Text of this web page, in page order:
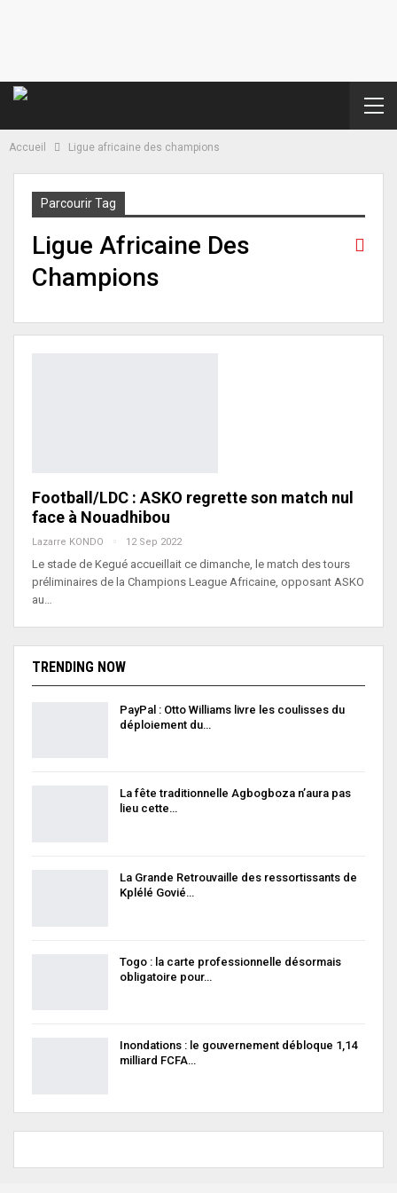
Accueil Ligue africaine des champions
Parcourir Tag
Ligue Africaine Des
Champions
Football/LDC : ASKO regrette son match nul
face à Nouadhibou
Lazarre KONDO 12 Sep 2022
Le stade de Kegué accueillait ce dimanche, le match des tours
préliminaires de la Champions League Africaine, opposant ASKO
au…
TRENDING NOW
PayPal : Otto Williams livre les coulisses du
déploiement du…
La fête traditionnelle Agbogboza n’aura pas
lieu cette…
La Grande Retrouvaille des ressortissants de
Kplélé Govié…
Togo : la carte professionnelle désormais
obligatoire pour…
Inondations : le gouvernement débloque 1,14
milliard FCFA…